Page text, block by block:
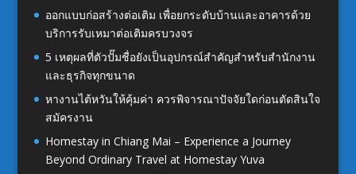
ออกแบบก่อสร้างต่อเติม เพื่อยกระดับบ้านและอาคารด้วย
บริการรับเหมาต่อเติมครบวงจร
5 เหตุผลที่ตัวปั๊มชื่อยังเป็นอุปกรณ์สำคัญสำหรับสำนักงาน
และธุรกิจทุกขนาด
หางานไต้หวันให้คุ้มค่า ควรพิจารณาปัจจัยใดก่อนตัดสินใจ
สมัครงาน
Homestay in Chiang Mai – Experience a Journey
Beyond Ordinary Travel at Homestay Yuva